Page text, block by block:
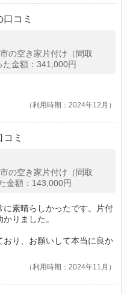
コミ
の空き家片付け（間取
た金額：341,000円
利用時期：2024年12月
ミ
の空き家片付け（間取
金額：143,000円
素晴らしかったです。片付
りました。
おり、お願いして本当に良か
利用時期：2024年11月